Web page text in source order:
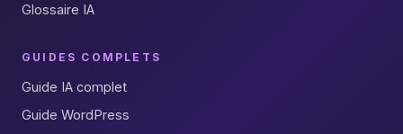
Glossaire IA
GUIDES COMPLETS
Guide IA complet
Guide WordPress